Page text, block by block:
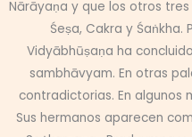
Nārāyaṇa y que los otros
Śeṣa, Cakra y Śaṅkha.
Vidyābhūṣaṇa ha
sambhāvyam. En otras
contradictorias. En algunos
Sus hermanos aparecen